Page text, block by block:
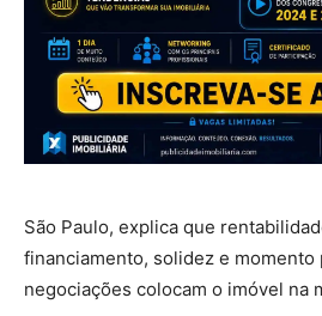
São Paulo, explica que
financiamento, solidez e momento
negociações colocam o imóvel na